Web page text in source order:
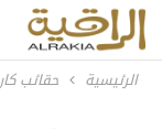
الرئيسية حقائب